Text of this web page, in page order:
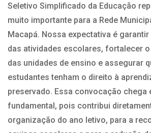
Seletivo Simplificado da Educação
muito importante para a Rede
Macapá. Nossa expectativa é
das atividades escolares, fortalecer
das unidades de ensino e assegurar
estudantes tenham o direito à
preservado. Essa convocação chega
fundamental, pois contribui
organização do ano letivo, para a